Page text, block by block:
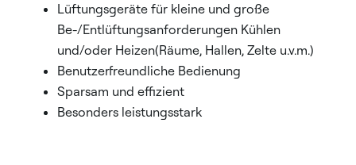
Lüftungsgeräte für kleine und große
Be-/Entlüftungsanforderungen Kühlen
und/oder Heizen(Räume, Hallen, Zelte u.v.m.)
Benutzerfreundliche Bedienung
Sparsam und effizient
Besonders leistungsstark